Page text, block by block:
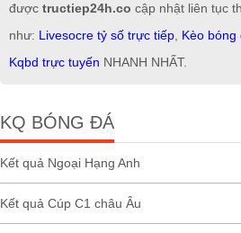
được tructiep24h.co cập nhật liên tục
như: Livesocre tỷ số trực tiếp Kèo bóng
Kqbd trực tuyến NHANH NHẤT.
KQ BÓNG ĐÁ
Kết quả Ngoại Hạng Anh
Kết quả Cúp C1 châu Âu